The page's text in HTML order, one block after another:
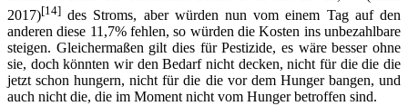
2017)[14] des Stroms, aber würden nun vom einem Tag auf den
anderen diese 11,7% fehlen, so würden die Kosten ins unbezahlbare
steigen. Gleichermaßen gilt dies für Pestizide, es wäre besser ohne
sie, doch könnten wir den Bedarf nicht decken, nicht für die die die
jetzt schon hungern, nicht für die die vor dem Hunger bangen, und
auch nicht die, die im Moment nicht vom Hunger betroffen sind.